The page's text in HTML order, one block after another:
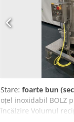
Stare: foarte bun
oțel inoxidabil BOLZ
încălzire Volumul